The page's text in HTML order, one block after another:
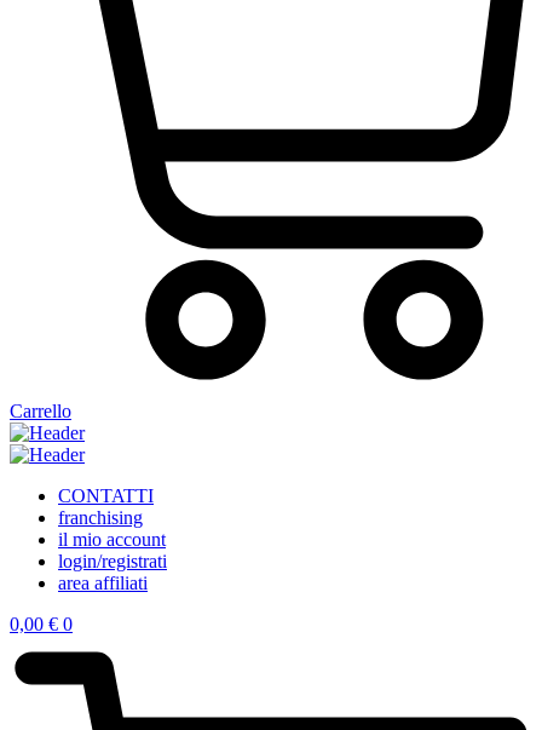
Carrello
CONTATTI
franchising
il mio account
login/registrati
area affiliati
0,00 € 0